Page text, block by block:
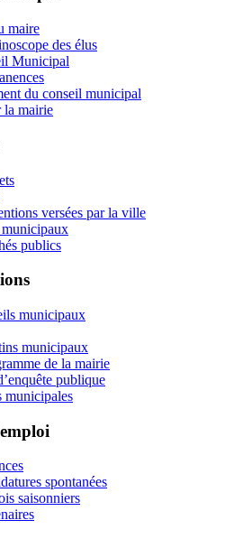
maire
des élus
Municipal
du conseil municipal
la mairie
versées par la ville
publics
municipaux
municipaux
de la mairie
publique
municipales
spontanées
saisonniers